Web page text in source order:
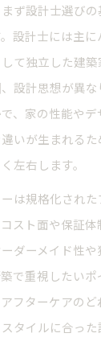
左右する設計士
に確認したい新
計事務所の見極
定で押さえるべ
計士を見極める
叶える設計士と
士選びで大切な
し方を実体験か
キャリアと新築
要な新築後の
ず設計士選び
設計士には主
て独立した建
設計思想が異な
、家の性能や
いが生まれる
左右します。
は規格化され
スト面や保証体
ダーメイド性
で重視したい
フターケアの
タイルに合っ